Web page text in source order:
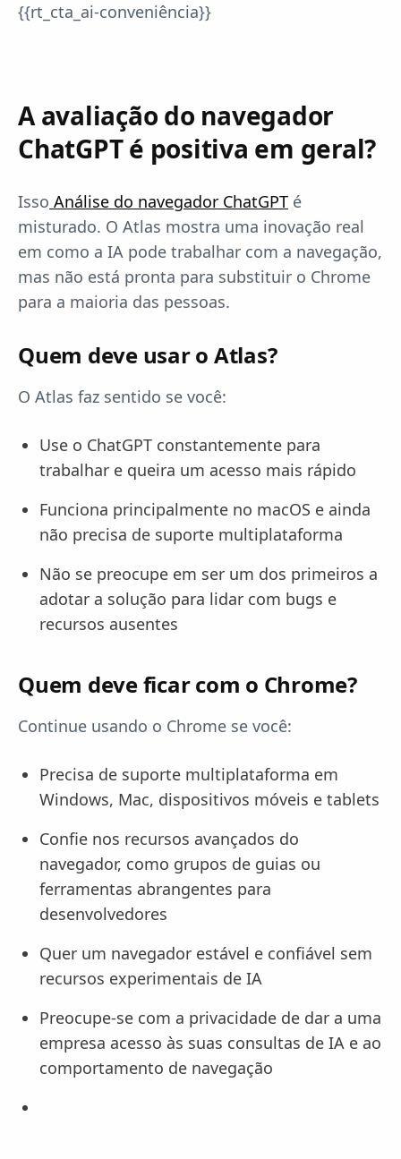
{{rt_cta_ai-conveniência}}
A avaliação do navegador
ChatGPT é positiva em geral?
Isso Análise do navegador ChatGPT é
misturado. O Atlas mostra uma inovação real
em como a IA pode trabalhar com a navegação,
mas não está pronta para substituir o Chrome
para a maioria das pessoas.
Quem deve usar o Atlas?
O Atlas faz sentido se você:
Use o ChatGPT constantemente para
trabalhar e queira um acesso mais rápido
Funciona principalmente no macOS e ainda
não precisa de suporte multiplataforma
Não se preocupe em ser um dos primeiros a
adotar a solução para lidar com bugs e
recursos ausentes
Quem deve ficar com o Chrome?
Continue usando o Chrome se você:
Precisa de suporte multiplataforma em
Windows, Mac, dispositivos móveis e tablets
Confie nos recursos avançados do
navegador, como grupos de guias ou
ferramentas abrangentes para
desenvolvedores
Quer um navegador estável e confiável sem
recursos experimentais de IA
Preocupe-se com a privacidade de dar a uma
empresa acesso às suas consultas de IA e ao
comportamento de navegação